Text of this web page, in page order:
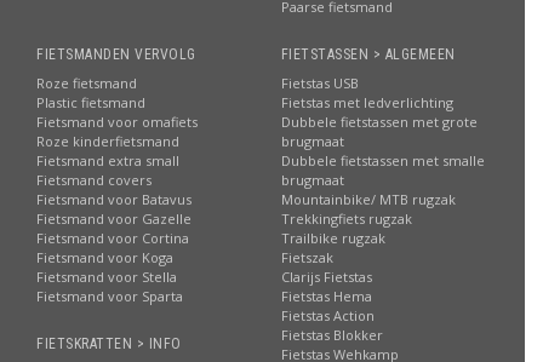
Paarse fietsmand
FIETSMANDEN VERVOLG
Roze fietsmand
Plastic fietsmand
Fietsmand voor omafiets
Roze kinderfietsmand
Fietsmand extra small
Fietsmand covers
Fietsmand voor Batavus
Fietsmand voor Gazelle
Fietsmand voor Cortina
Fietsmand voor Koga
Fietsmand voor Stella
Fietsmand voor Sparta
FIETSKRATTEN > INFO
FIETSTASSEN > ALGEMEEN
Fietstas USB
Fietstas met ledverlichting
Dubbele fietstassen met grote
brugmaat
Dubbele fietstassen met smalle
brugmaat
Mountainbike/ MTB rugzak
Trekkingfiets rugzak
Trailbike rugzak
Fietszak
Clarijs Fietstas
Fietstas Hema
Fietstas Action
Fietstas Blokker
Fietstas Wehkamp